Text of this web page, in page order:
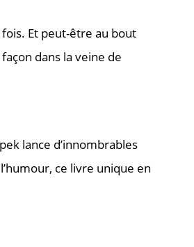
Et peut-être au bout
dans la veine de
lance d’innombrables
ce livre unique en